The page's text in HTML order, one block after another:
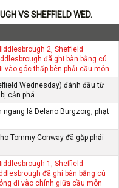
VS SHEFFIELD WED.
2, Sheffield
đã ghi bàn bằng cú
vào góc thấp bên phải cầu môn
Wednesday) đánh đầu từ
cản phá
ngang là Delano Burgzorg, phạt
Tommy Conway đã gặp phải
1, Sheffield
đã ghi bàn bằng cú
đi vào chính giữa cầu môn